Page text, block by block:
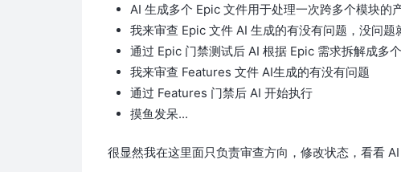
AI 生成多个 Epic 文件用于处理一次跨多个模块的
我来审查 Epic 文件 AI 生成的有没有问题，没问
通过 Epic 门禁测试后 AI 根据 Epic 需求拆解成多
我来审查 Features 文件 AI生成的有没有问题
通过 Features 门禁后 AI 开始执行
摸鱼发呆...
很显然我在这里面只负责审查方向，修改状态，看看 AI